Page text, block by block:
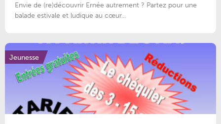
Envie de (re)découvrir Ernée autrement ? Partez pour une
balade estivale et ludique au cœur...
Jeunesse